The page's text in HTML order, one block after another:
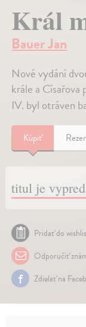
Král
Bauer Jan
Nové vydání
krále a Císařova
IV. byl otráven
Kúpiť
titul je
Pridať do
Odporučiť
Zdielať na